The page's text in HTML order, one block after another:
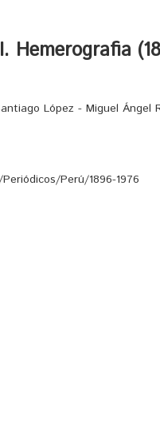
Hemerografia
López - Miguel Ángel
Perú/1896-1976